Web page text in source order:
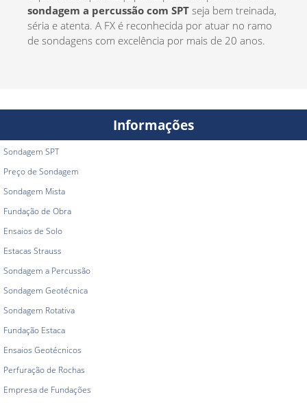
sondagem a percussão com SPT seja bem treinada,
séria e atenta. A FX é reconhecida por atuar no ramo
de sondagens com excelência por mais de 20 anos.
Informações
Sondagem SPT
Preço de Sondagem
Sondagem Mista
Fundação de Obra
Ensaios de Solo
Estacas Strauss
Sondagem a Percussão
Sondagem Geotécnica
Sondagem Rotativa
Fundação Estaca
Ensaios Geotécnicos
Perfuração de Rochas
Empresa de Fundações